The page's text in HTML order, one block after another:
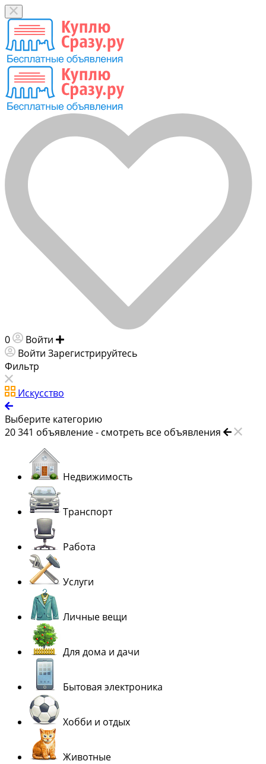
0 Войти
Войти Зарегистрируйтесь
Фильтр
Искусство
Выберите категорию
20 341 объявление - смотреть все объявления
Недвижимость
Транспорт
Работа
Услуги
Личные вещи
Для дома и дачи
Бытовая электроника
Хобби и отдых
Животные